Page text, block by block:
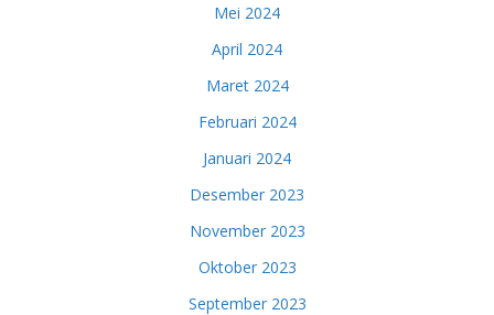
Mei 2024
April 2024
Maret 2024
Februari 2024
Januari 2024
Desember 2023
November 2023
Oktober 2023
September 2023